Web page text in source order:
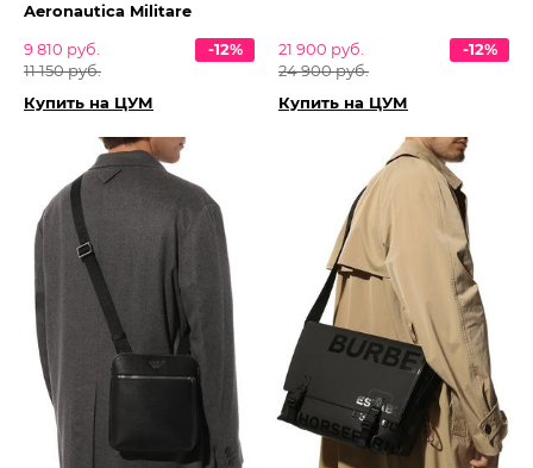
Aeronautica Militare
9 810 руб.
11 150 руб.
-12%
Купить на ЦУМ
21 900 руб.
24 900 руб.
-12%
Купить на ЦУМ